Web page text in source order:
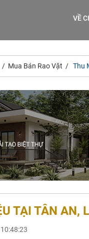
VỀ
Mua Bán Rao Vặt Thu
TẠI TÂN AN,